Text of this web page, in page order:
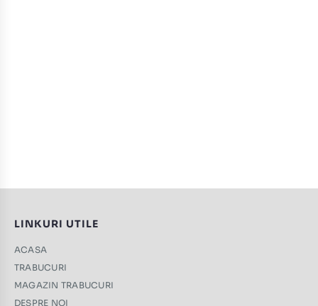
LINKURI UTILE
ACASA
TRABUCURI
MAGAZIN TRABUCURI
DESPRE NOI